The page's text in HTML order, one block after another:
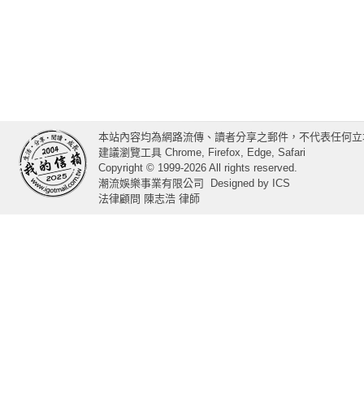
本站內容均為網路流傳、讀者分享之郵件，不代表任何
建議瀏覽工具 Chrome, Firefox, Edge, Safari
Copyright © 1999-2026 All rights reserved.
潮流娛樂事業有限公司
Designed by ICS
法律顧問 陳志浩 律師